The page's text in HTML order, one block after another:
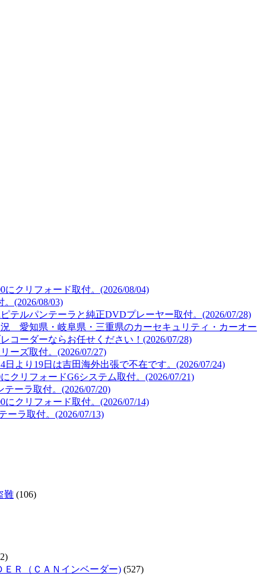
クリフォード取付。(2026/08/04)
(2026/08/03)
テルパンテーラと純正DVDプレーヤー取付。(2026/07/28)
愛知県・岐阜県・三重県のカーセキュリティ・カーオー
コーダーならお任せください！(2026/07/28)
ーズ取付。(2026/07/27)
より19日は吉田海外出張で不在です。(2026/07/24)
クリフォードG6システム取付。(2026/07/21)
ーラ取付。(2026/07/20)
クリフォード取付。(2026/07/14)
ラ取付。(2026/07/13)
難 (106)
ＥＲ（ＣＡＮインベーダー) (527)